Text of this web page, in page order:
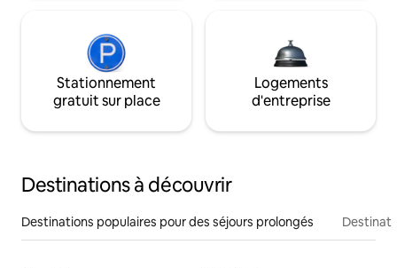
Stationnement
gratuit sur place
Logements
d'entreprise
Destinations à découvrir
Destinations populaires pour des séjours prolongés